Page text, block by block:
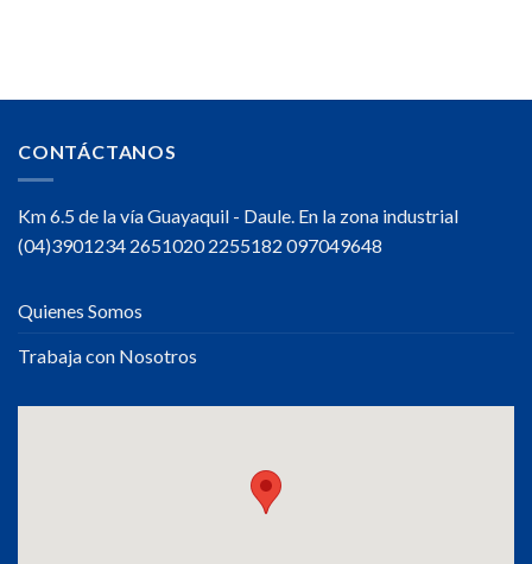
jornada
CONTÁCTANOS
Km 6.5 de la vía Guayaquil - Daule. En la zona industrial
(04)3901234 2651020 2255182 097049648
Quienes Somos
Trabaja con Nosotros